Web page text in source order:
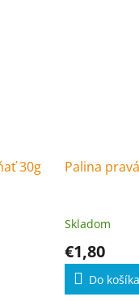
30g Palina
Skladom
€1,80
Do košíka